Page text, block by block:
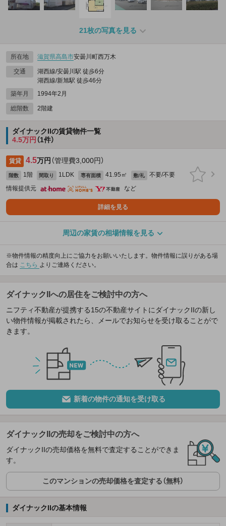
21枚の写真を見る
所在地 滋賀県高島市安曇川町西万木
交通
湖西線/安曇川駅 徒歩6分
湖西線/新旭駅 徒歩46分
築年月
1994年2月
総階数 2階建
ダイナックIIの賃貸物件一覧
4.5万円 （1件）
賃貸 4.5万円 （管理費3,000円）
階数 1階 間取り 1LDK 専有面積 41.95㎡ 敷/礼
不要/不要
情報提供元
など
詳細を見る
周辺の家賃の相場情報を見る
※物件情報の精度向上にご協力をお願いいたします。物件情報に誤りがある場
合は こちら よりご連絡ください。
ダイナックIIへの居住をご検討中の方へ
ニフティ不動産が提携する15の不動産サイトにダイナックIIの新し
い物件情報が掲載されたら、メールでお知らせを受け取ることがで
きます。
新着の物件の通知を受け取る
ダイナックIIの売却をご検討中の方へ
ダイナックIIの売却価格を無料で査定することができま
す。
このマンションの売却価格を査定する（無料）
ダイナックIIの基本情報